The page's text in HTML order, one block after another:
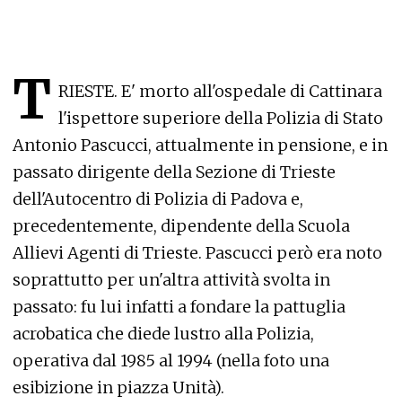
T RIESTE. E' morto all'ospedale di Cattinara
l'ispettore superiore della Polizia di Stato
Antonio Pascucci, attualmente in pensione, e in
passato dirigente della Sezione di Trieste
dell'Autocentro di Polizia di Padova e,
precedentemente, dipendente della Scuola
Allievi Agenti di Trieste. Pascucci però era noto
soprattutto per un'altra attività svolta in
passato: fu lui infatti a fondare la pattuglia
acrobatica che diede lustro alla Polizia,
operativa dal 1985 al 1994 (nella foto una
esibizione in piazza Unità).